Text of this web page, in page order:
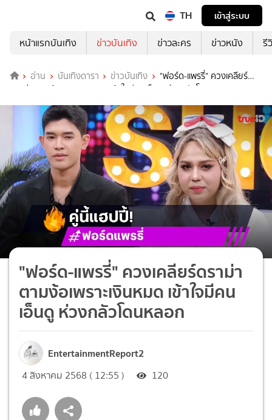
TH
เข้าสู่ระบบ
หน้าแรกบันเทิง
ข่าวบันเทิง ข่าวละคร ข่าวหนัง รี
อ่าน บันเทิงดารา ข่าวบันเทิง
"ฟอร์ด-แพรรี่" ควงเคลียร์
ดราม่า ตามง้อเพราะเงินหมด เข้าใจมีคนเอ็นดู ห่วงกลัวโดนหลอก
"ฟอร์ด-แพรรี่" ควงเคลียร์ดราม่า
ตามง้อเพราะเงินหมด เข้าใจมีคน
เอ็นดู ห่วงกลัวโดนหลอก
EntertainmentReport2
4 สิงหาคม 2568 ( 12:55 ) 120